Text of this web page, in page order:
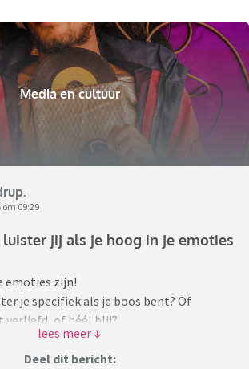
Media en cultuur
om 09:29
jij als je hoog in je emoties
emoties zijn!
je specifiek als je boos bent? Of
verliefd, of héél blij?
zoek nieuwe inspiratie!
Deel dit bericht: